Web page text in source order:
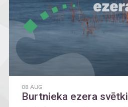
08 AUG
Burtnieka ezera svētki